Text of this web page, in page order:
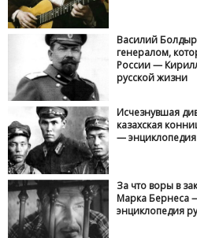
Василий
генералом,
России —
русской жизни
Исчезнувшая
казахская
—
За что воры в
Марка Бернеса
энциклопедия